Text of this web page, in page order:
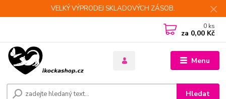
VELKÝ VÝPRODEJ SKLADOVÝCH ZÁSOB.
Menu
Hledat
0 ks
za 0,00 Kč